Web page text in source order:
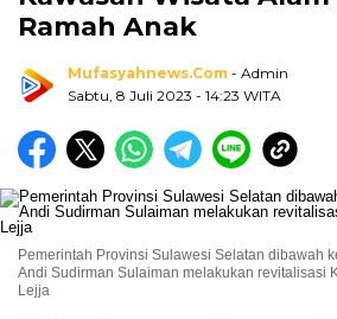
Ramah Anak
Mufasyahnews.com - Admin
Sabtu, 8 Juli 2023 - 14:23 WITA
Pemerintah Provinsi Sulawesi Selatan dibawah
Andi Sudirman Sulaiman melakukan revitalisasi
Lejja